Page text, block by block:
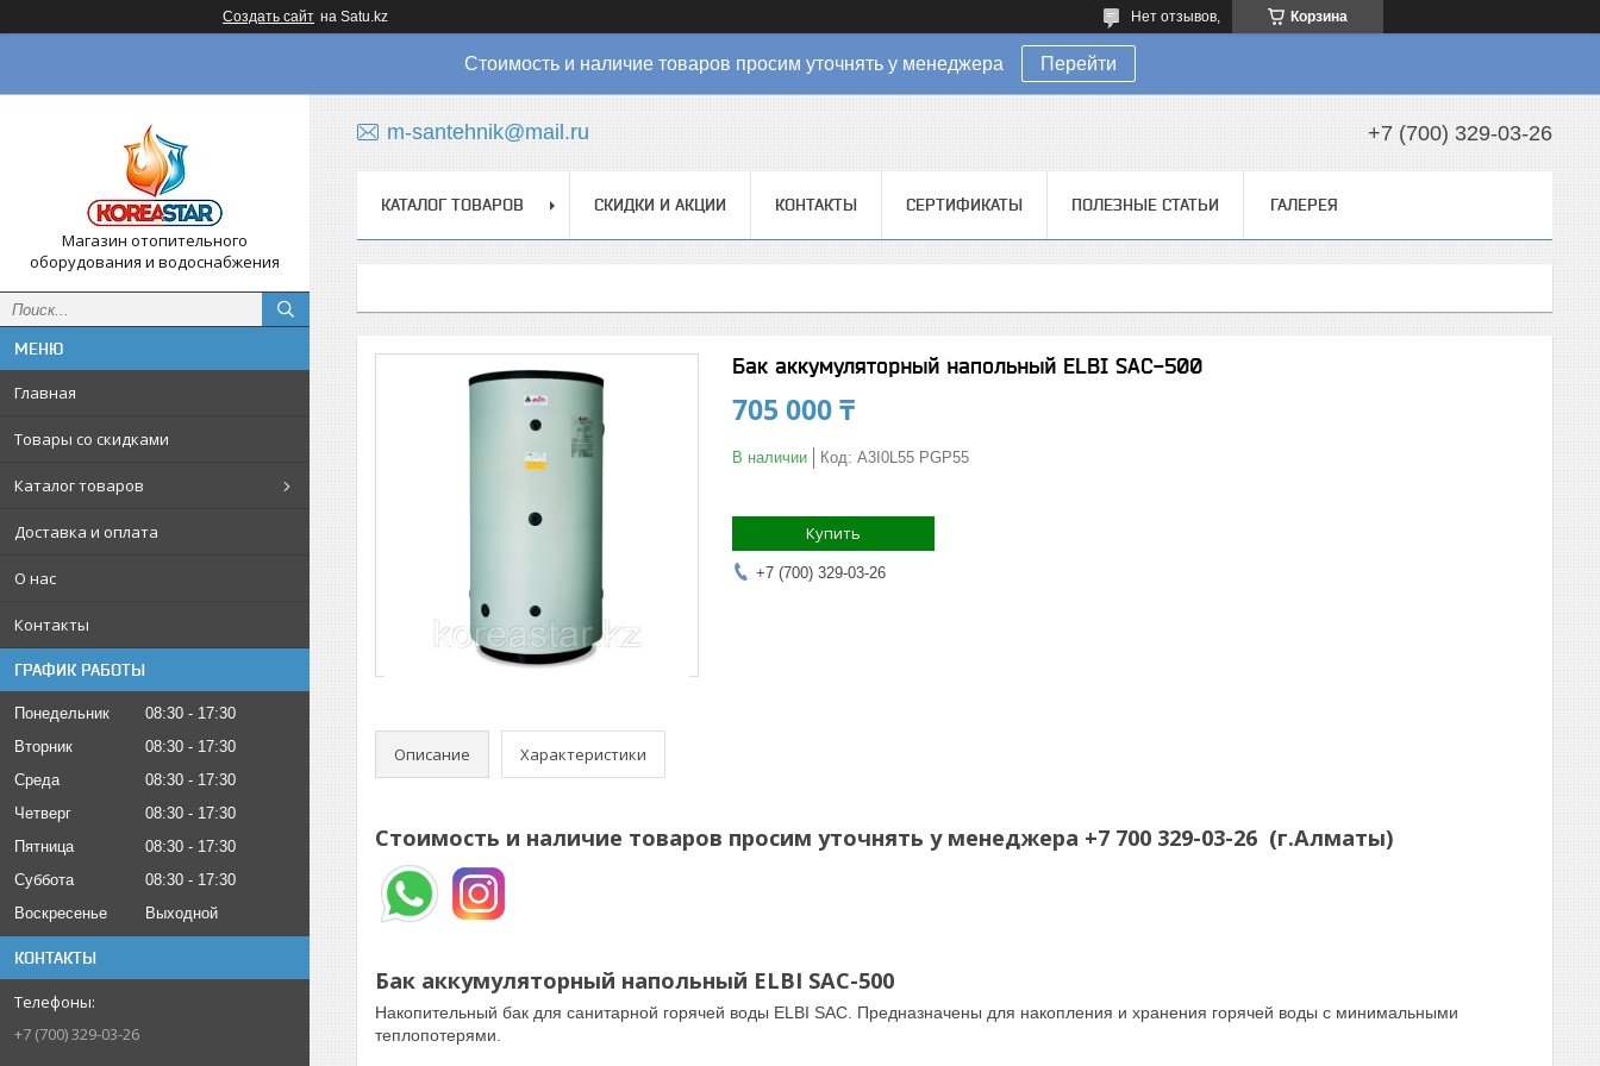
Создать сайт на Satu.kz Корзина
Нет отзывов,
Стоимость и наличие товаров просим уточнять у менеджера Перейти
Магазин отопительного
оборудования и водоснабжения
Главная
Товары со скидками
Каталог товаров
Доставка и оплата
О нас
Контакты
ГРАФИК РАБОТЫ
Понедельник 08:30
17:30
Вторник
08:30
17:30
Среда
08:30
17:30
Четверг
08:30
17:30
Пятница
08:30
17:30
Суббота
08:30
17:30
Воскресенье
Выходной
КОНТАКТЫ
+7 (700) 329-03-26
m-santehnik@mail.ru +7 (700) 329-03-26
КАТАЛОГ ТОВАРОВ СКИДКИ И АКЦИИ КОНТАКТЫ СЕРТИФИКАТЫ ПОЛЕЗНЫЕ СТАТЬИ ГАЛЕРЕЯ
Бак аккумуляторный напольный ELBI SAC-500
705 000 ₸
В наличии Код: A3I0L55 PGP55
Купить
+7 (700) 329-03-26
Описание Характеристики
Стоимость и наличие товаров просим уточнять у менеджера +7 700 329-03-26 (г.Алматы)
Бак аккумуляторный напольный ELBI SAC-500
Накопительный бак для санитарной горячей воды ELBI SAC. Предназначены для накопления и хранения горячей воды с минимальными
теплопотерями.